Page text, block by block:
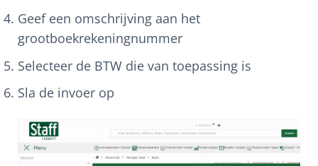
Geef een omschrijving aan het
grootboekrekeningnummer
Selecteer de BTW die van toepassing is
Sla de invoer op